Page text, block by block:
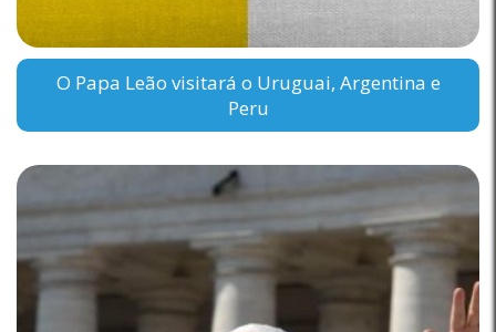
O Papa Leão visitará o Uruguai, Argentina e
Peru